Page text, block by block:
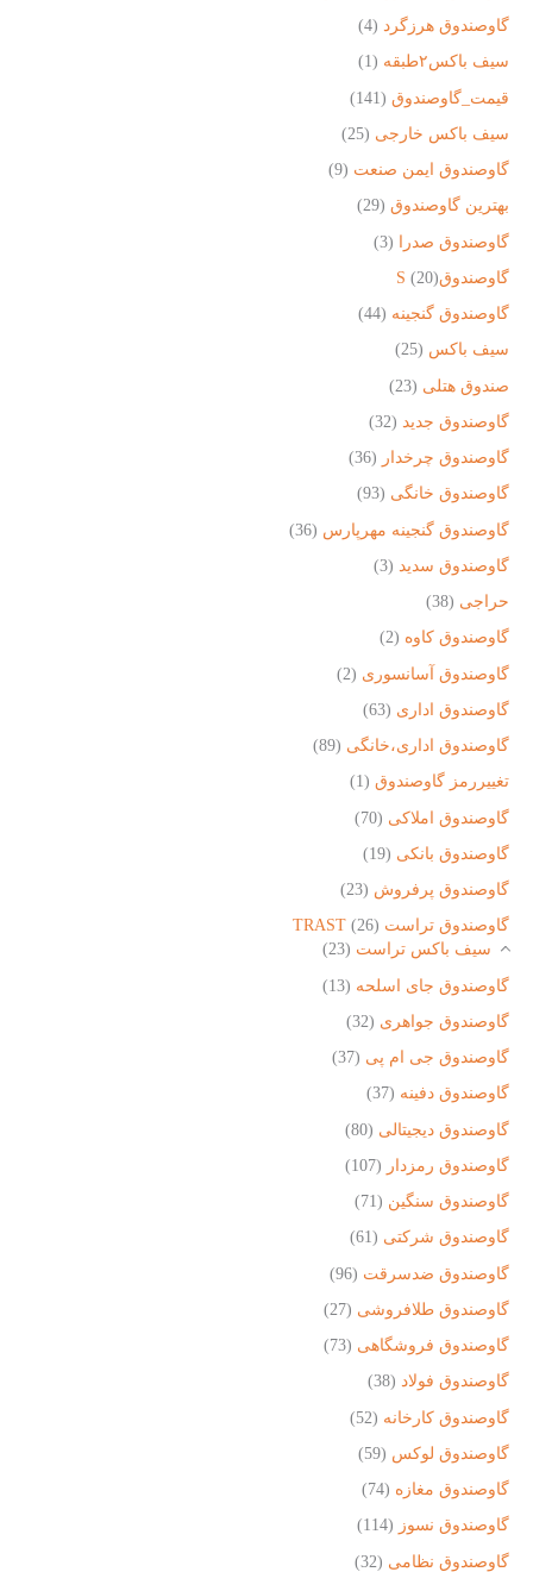
گاوصندوق هرزگرد (4)
سیف باکس۲طبقه (1)
قیمت_گاوصندوق (141)
سیف باکس خارجی (25)
گاوصندوق ایمن صنعت (9)
بهترین گاوصندوق (29)
گاوصندوق صدرا (3)
گاوصندوقS(20)
گاوصندوق گنجینه (44)
سیف باکس (25)
صندوق هتلی (23)
گاوصندوق جدید (32)
گاوصندوق چرخدار (36)
گاوصندوق خانگی (93)
گاوصندوق گنجینه مهرپارس (36)
گاوصندوق سدید (3)
حراجی (38)
گاوصندوق کاوه (2)
گاوصندوق آسانسوری (2)
گاوصندوق اداری (63)
گاوصندوق اداری،خانگی (89)
تغییررمز گاوصندوق (1)
گاوصندوق املاکی (70)
گاوصندوق بانکی (19)
گاوصندوق پرفروش (23)
گاوصندوق تراست TRAST (26)
سیف باکس تراست (23)
گاوصندوق جای اسلحه (13)
گاوصندوق جواهری (32)
گاوصندوق جی ام پی (37)
گاوصندوق دفینه (37)
گاوصندوق دیجیتالی (80)
گاوصندوق رمزدار (107)
گاوصندوق سنگین (71)
گاوصندوق شرکتی (61)
گاوصندوق ضدسرقت (96)
گاوصندوق طلافروشی (27)
گاوصندوق فروشگاهی (73)
گاوصندوق فولاد (38)
گاوصندوق کارخانه (52)
گاوصندوق لوکس (59)
گاوصندوق مغازه (74)
گاوصندوق نسوز (114)
گاوصندوق نظامی (32)